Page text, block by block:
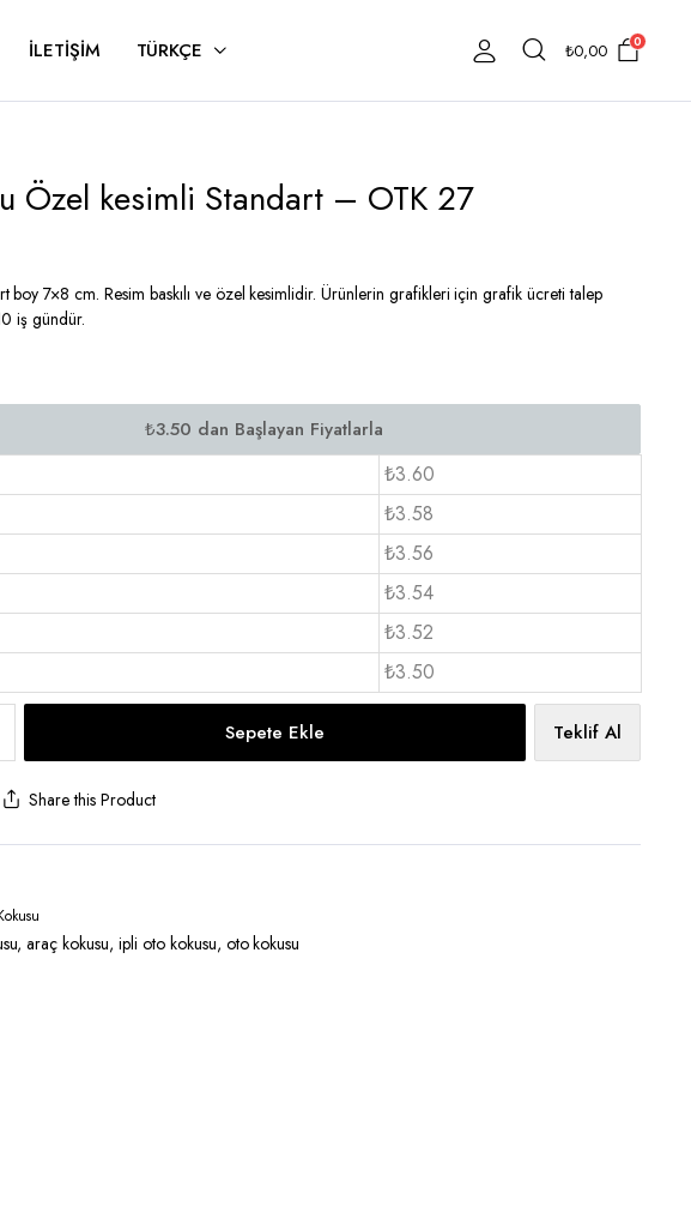
İLETIŞIM TÜRKÇE ₺0,00 0
Özel kesimli Standart – OTK 27
boy 7×8 cm. Resim baskılı ve özel kesimlidir. Ürünlerin grafikleri için grafik ücreti talep
iş gündür.
₺3.60
₺3.58
₺3.56
₺3.54
₺3.52
₺3.50
Sepete Ekle Teklif Al
Share this Product
,araç kokusu,ipli oto kokusu, oto kokusu